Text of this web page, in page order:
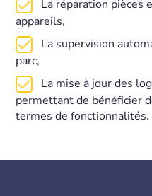
La réparation pièces
appareils,
La supervision
parc,
La mise à jour des
permettant de bénéficier
termes de fonctionnalités.